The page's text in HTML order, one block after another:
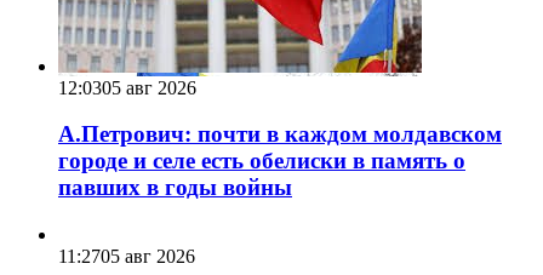
12:0305 авг 2026
А.Петрович: почти в каждом молдавском
городе и селе есть обелиски в память о
павших в годы войны
11:2705 авг 2026